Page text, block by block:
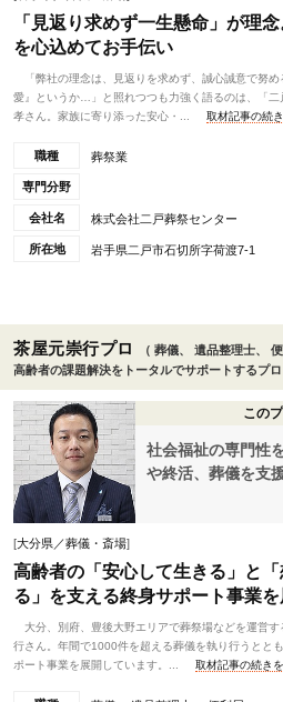
「見返り求めず一生懸命」が理
を心込めてお手伝い
「弊社の理念は、見返りを求めず、誠心誠意で努め
愛』というか…」と照れつつも力強く語るのは、「
孝さん。家族に寄り添った安心・...
取材記事の続
職種 葬祭業
専門分野
会社名 株式会社二戸葬祭センター
所在地 岩手県二戸市石切所字荷渡7-1
茶屋元崇行プロ
（ 葬儀、 遺品整理士、 便
高齢者の課題解決をトータルでサポートするプロ
この
社会福祉の専門性
や終活、葬儀を支
[大分県／葬儀・斎場]
高齢者の「安心して生きる」と
る」を支える終身サポート事業を
大分、別府、豊後大野エリアで葬祭場などを運営
行さん。年間で1000件を超える葬儀を執り行うとと
ポート事業を展開しています。...
取材記事の続き